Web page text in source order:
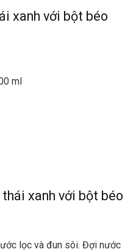
xanh với bột béo
ml
xanh với bột béo
lọc và đun sôi. Đợi nước